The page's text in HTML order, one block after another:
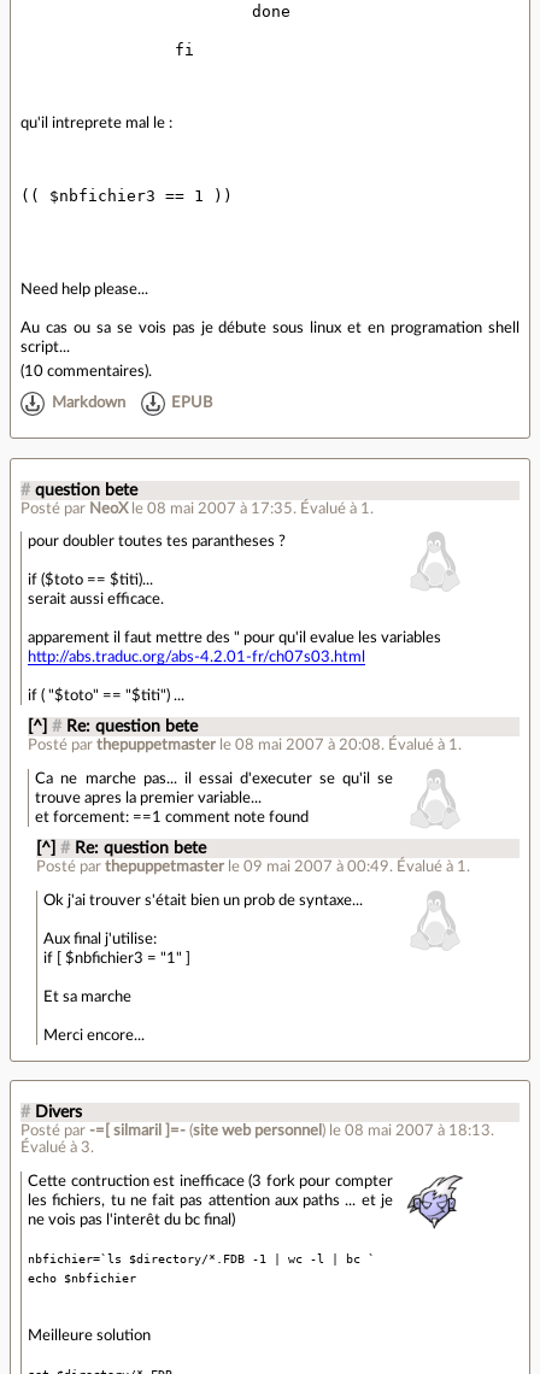
			done
		fi
qu'il intreprete mal le :
(( $nbfichier3 == 1 ))
Need help please...
Au cas ou sa se vois pas je débute sous linux et en programation shell
script...
(10 commentaires).
Markdown EPUB
# question bete
Posté par NeoX le 08 mai 2007 à 17:35. Évalué à 1 .
pour doubler toutes tes parantheses ?
if ($toto == $titi)...
serait aussi efficace.
apparement il faut mettre des " pour qu'il evalue les variables
http://abs.traduc.org/abs-4.2.01-fr/ch07s03.html
if ( "$toto" == "$titi") ...
[^] # Re: question bete
Posté parthepuppetmaster le 08 mai 2007 à 20:08. Évalué à 1.
Ca ne marche pas... il essai d'executer se qu'il se
trouve apres la premier variable...
et forcement: ==1 comment note found
[^] # Re: question bete
Posté par thepuppetmaster le 09 mai 2007 à 00:49. Évalué à 1 .
Ok j'ai trouver s'était bien un prob de syntaxe...
Aux final j'utilise:
if [ $nbfichier3 = "1" ]
Et sa marche
Merci encore...
# Divers
Posté par -=[ silmaril ]=- (site web personnel ) le 08 mai 2007 à 18:13.
Évalué à 3.
Cette contruction est inefficace (3 fork pour compter
les fichiers, tu ne fait pas attention aux paths ... et je
ne vois pas l'interêt du bc final)
nbfichier=`ls $directory/*.FDB -1 | wc -l | bc `
echo $nbfichier
Meilleure solution